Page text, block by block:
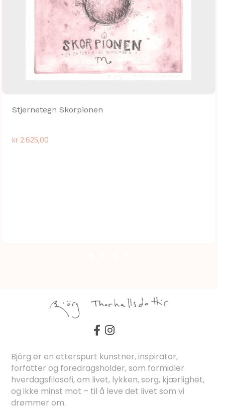
Stjernetegn Skorpionen
kr 2.625,00
Björg er en etterspurt kunstner, inspirator,
forfatter og foredragsholder, som formidler
hverdagsfilosofi, om livet, lykken, sorg, kjærlighet,
og ikke minst mot – til å leve det livet som vi
drømmer om.